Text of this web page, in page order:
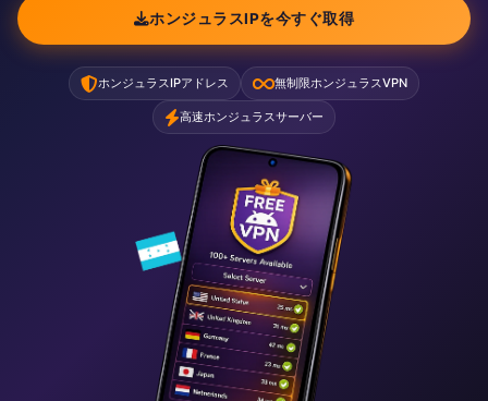
ホンジュラスIPを今すぐ取得
ホンジュラスIPアドレス 無制限ホンジュラスVPN
高速ホンジュラスサーバー